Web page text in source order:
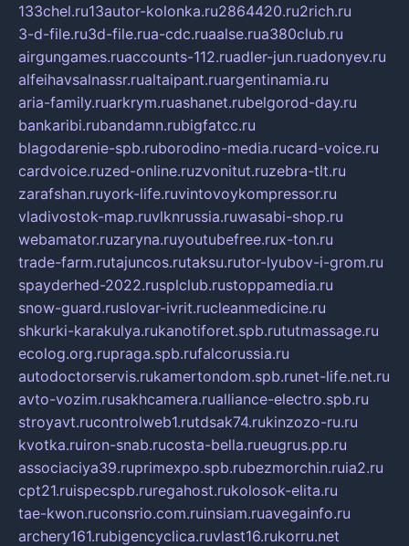
133chel.ru13autor-kolonka.ru2864420.ru2rich.ru
3-d-file.ru3d-file.rua-cdc.ruaalse.rua380club.ru
airgungames.ruaccounts-112.ruadler-jun.ruadonyev.ru
alfeihavsalnassr.rualtaipant.ruargentinamia.ru
aria-family.ruarkrym.ruashanet.rubelgorod-day.ru
bankaribi.rubandamn.rubigfatcc.ru
blagodarenie-spb.ruborodino-media.rucard-voice.ru
cardvoice.ruzed-online.ruzvonitut.ruzebra-tlt.ru
zarafshan.ruyork-life.ruvintovoykompressor.ru
vladivostok-map.ruvlknrussia.ruwasabi-shop.ru
webamator.ruzaryna.ruyoutubefree.rux-ton.ru
trade-farm.rutajuncos.rutaksu.rutor-lyubov-i-grom.ru
spayderhed-2022.rusplclub.rustoppamedia.ru
snow-guard.ruslovar-ivrit.rucleanmedicine.ru
shkurki-karakulya.rukanotiforet.spb.rututmassage.ru
ecolog.org.rupraga.spb.rufalcorussia.ru
autodoctorservis.rukamertondom.spb.runet-life.net.ru
avto-vozim.rusakhcamera.rualliance-electro.spb.ru
stroyavt.rucontrolweb1.rutdsak74.rukinzozo-ru.ru
kvotka.ruiron-snab.rucosta-bella.rueugrus.pp.ru
associaciya39.ruprimexpo.spb.rubezmorchin.ruia2.ru
cpt21.ruispecspb.ruregahost.rukolosok-elita.ru
tae-kwon.ruconsrio.com.ruinsiam.ruavegainfo.ru
archery161.rubigencyclica.ruvlast16.rukorru.net